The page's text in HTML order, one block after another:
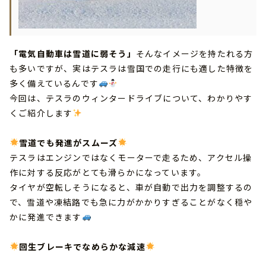
「電気自動車は雪道に弱そう」 そんなイメージを持たれる方
も多いですが、実はテスラは雪国での走行にも適した特徴を
多く備えているんです
今回は、テスラのウィンタードライブについて、わかりやす
くご紹介します
雪道でも発進がスムーズ
テスラはエンジンではなくモーターで走るため、アクセル操
作に対する反応がとても滑らかになっています。
タイヤが空転しそうになると、車が自動で出力を調整するの
で、雪道や凍結路でも急に力がかかりすぎることがなく穏や
かに発進できます
回生ブレーキでなめらかな減速